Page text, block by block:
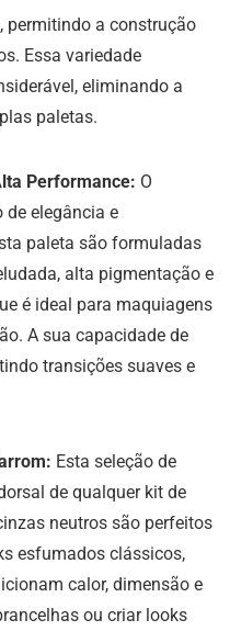
permitindo a construção
Essa variedade
eliminando a
paletas.
Performance: O
elegância e
paleta são formuladas
alta pigmentação e
é ideal para maquiagens
A sua capacidade de
transições suaves e
Esta seleção de
de qualquer kit de
neutros são perfeitos
esfumados clássicos,
calor, dimensão e
ou criar looks